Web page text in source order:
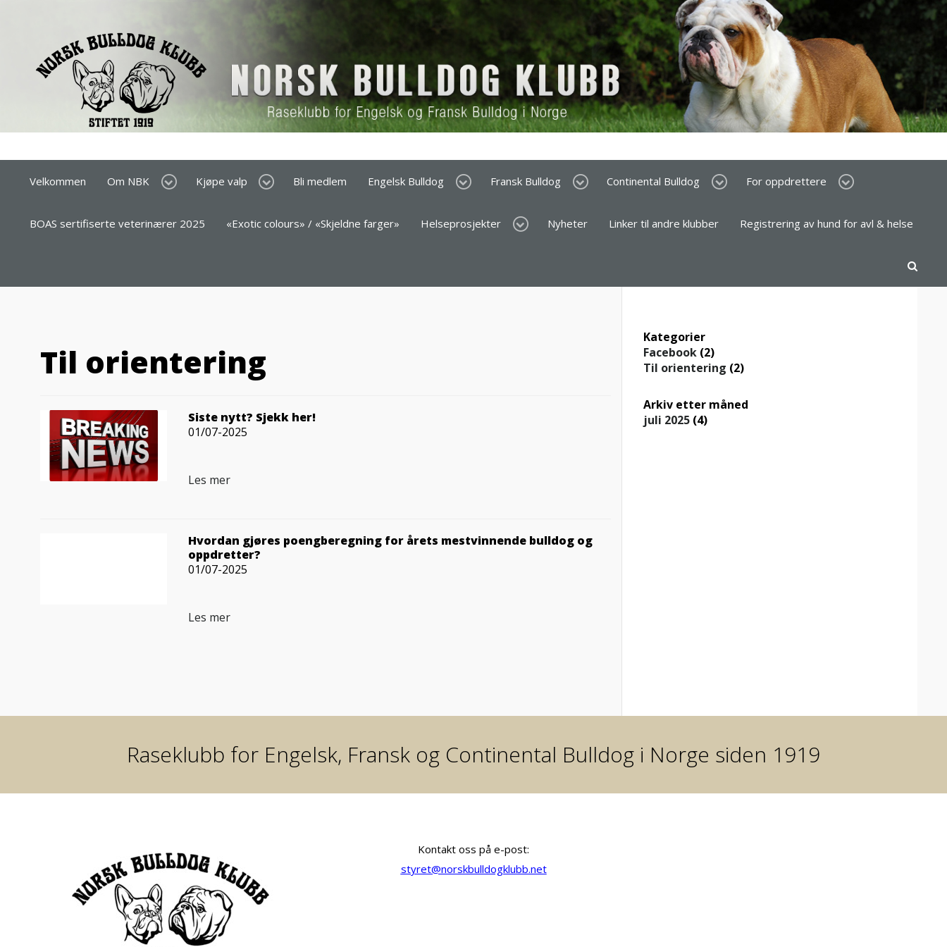
Velkommen Om NBK Kjøpe valp Bli medlem Engelsk Bulldog Fransk Bulldog Continental Bulldog For oppdrettere
BOAS sertifiserte veterinærer 2025 «Exotic colours» / «Skjeldne farger» Helseprosjekter Nyheter Linker til andre klubber Registrering av hund for avl & helse
Til orientering
Siste nytt? Sjekk her!
01/07-2025
Les mer
Hvordan gjøres poengberegning for årets mestvinnende bulldog og
oppdretter?
01/07-2025
Les mer
Kategorier
Facebook (2)
Til orientering (2)
Arkiv etter måned
juli 2025 (4)
Raseklubb for Engelsk, Fransk og Continental Bulldog i Norge siden 1919
Kontakt oss på e-post:
styret@norskbulldogklubb.net